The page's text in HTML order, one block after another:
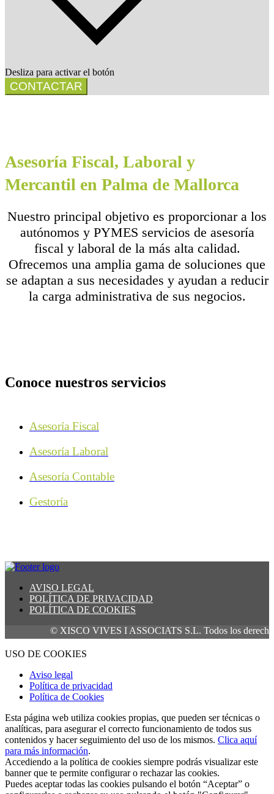
Desliza para activar el botón
CONTACTAR
Asesoría Fiscal, Laboral y
Mercantil en Palma de Mallorca
Nuestro principal objetivo es proporcionar a los
autónomos y PYMES servicios de asesoría
fiscal y laboral de la más alta calidad.
Ofrecemos una amplia gama de soluciones que
se adaptan a sus necesidades y ayudan a reducir
la carga administrativa de sus negocios.
Conoce nuestros servicios
Asesoría Fiscal
Asesoría Laboral
Asesoría Contable
Gestoría
AVISO LEGAL
POLÍTICA DE PRIVACIDAD
POLÍTICA DE COOKIES
© XISCO VIVES I ASSOCIATS S.L. Todos los derechos
USO DE COOKIES
Aviso legal
Política de privacidad
Política de Cookies
Esta página web utiliza cookies propias, que pueden ser técnicas o
analíticas, para asegurar el correcto funcionamiento de todos sus
contenidos y hacer seguimiento del uso de los mismos. Clica aquí
para más información.
Accediendo a la política de cookies siempre podrás visualizar este
banner que te permite configurar o rechazar las cookies.
Puedes aceptar todas las cookies pulsando el botón “Aceptar” o